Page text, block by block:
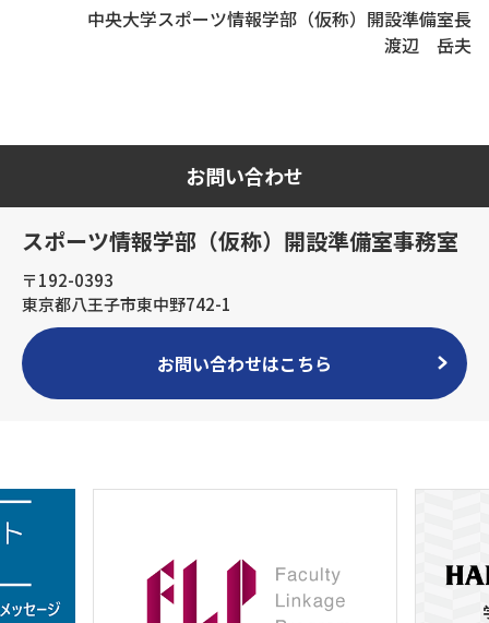
中央大学スポーツ情報学部（仮称）開設準備室長
渡辺 岳夫
お問い合わせ
スポーツ情報学部（仮称）開設準備室事務室
〒192-0393
東京都八王子市東中野742-1
お問い合わせはこちら